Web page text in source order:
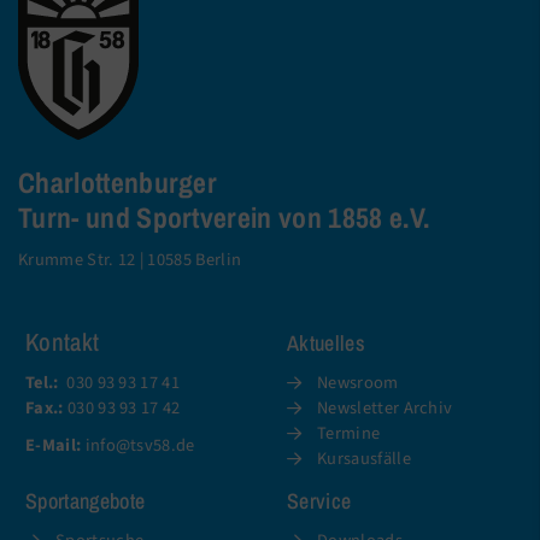
Charlottenburger
Turn- und Sportverein von 1858 e.V.
Krumme Str. 12 | 10585 Berlin
Kontakt
Tel.: 030 93 93 17 41
Fax.:030 93 93 17 42
E-Mail: info@tsv58.de
Aktuelles
Newsroom
Newsletter Archiv
Termine
Kursausfälle
Sportangebote Service